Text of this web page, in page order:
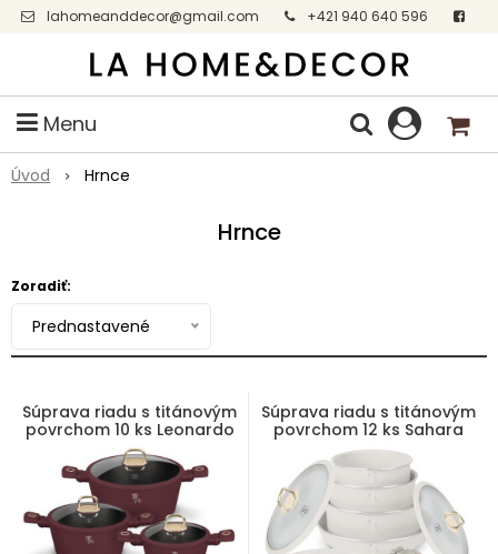
lahomeanddecor@gmail.com
+421 940 640 596
Facebook
Menu
Úvod Hrnce
Hrnce
Zoradiť:
Prednastavené
Súprava riadu s titánovým
povrchom 10 ks Leonardo
Collection
Súprava riadu s titánovým
povrchom 12 ks Sahara
Collection